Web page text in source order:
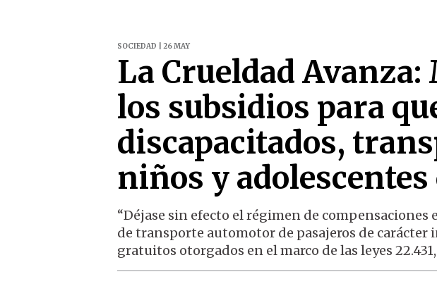
SOCIEDAD | 26 MAY
La Crueldad
los subsidios para
discapacitados,
niños y
“Déjase sin efecto el régimen de compensaciones
de transporte automotor de pasajeros de
gratuitos otorgados en el marco de las leyes 22.431,